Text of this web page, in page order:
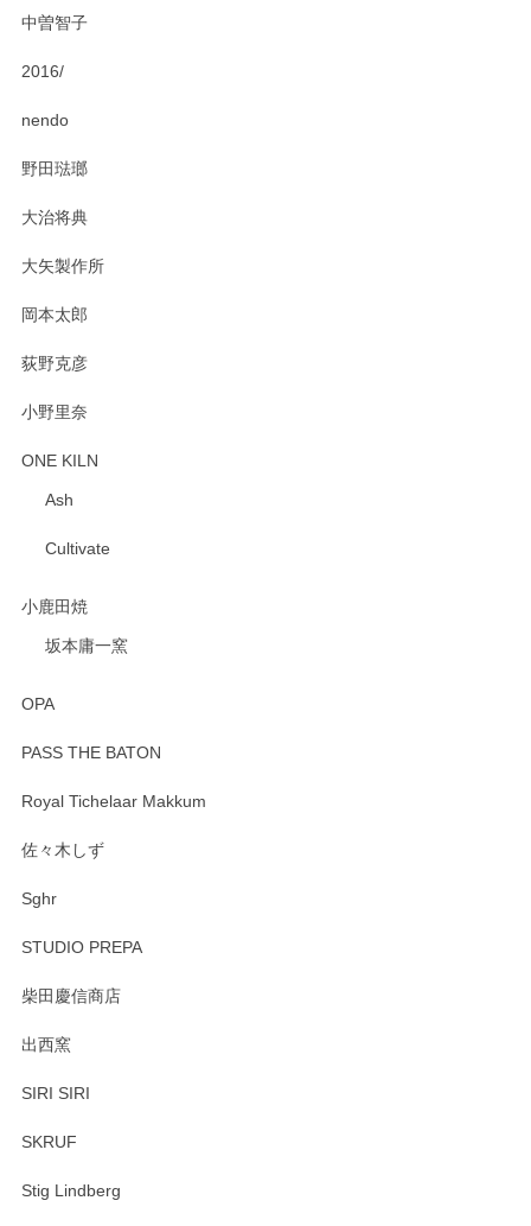
中曽智子
2016/
nendo
野田琺瑯
大治将典
大矢製作所
岡本太郎
荻野克彦
小野里奈
ONE KILN
Ash
Cultivate
小鹿田焼
坂本庸一窯
OPA
PASS THE BATON
Royal Tichelaar Makkum
佐々木しず
Sghr
STUDIO PREPA
柴田慶信商店
出西窯
SIRI SIRI
SKRUF
Stig Lindberg